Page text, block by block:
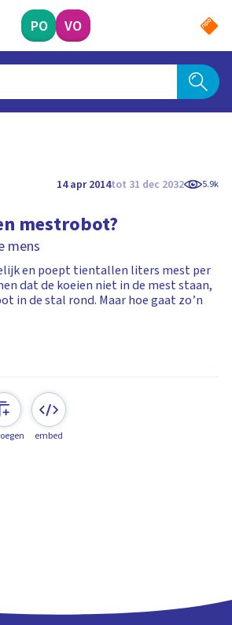
PO VO
14 apr 2014tot 31 dec 2032 5.9k
mestrobot?
mens
en poept tientallen liters mest per
dat de koeien niet in de mest staan,
in de stal rond. Maar hoe gaat zo’n
embed